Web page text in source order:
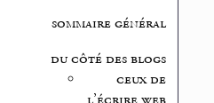
sommaire général
du côté des blogs
ceux de